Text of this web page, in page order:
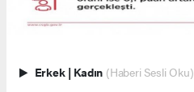
Erkek | Kadın (Haberi Sesli Oku)